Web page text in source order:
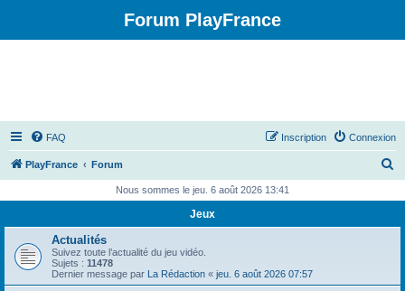
Forum PlayFrance
FAQ Connexion
Inscription
PlayFrance Forum
h
Nous sommes le jeu. 6 août 2026 13:41
Jeux
Actualités
Suivez toute l’actualité du jeu vidéo.
Sujets : 11478
Dernier message par La Rédaction « jeu. 6 août 2026 07:57